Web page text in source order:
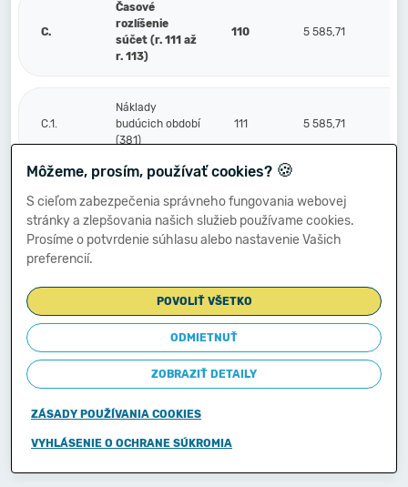
C.
Časové
rozlíšenie
súčet (r. 111 až
r. 113)
110 5 585,71
C.1.
Náklady
budúcich období
(381)
111 5 585,71
2.
náklady
budúcich období
(382)
112 0,00
Príjmy budúcich
období (385)
113
Vzťahy k účtom
klientov
Štátnej
pokladnice
skupina 20)
Môžeme, prosím, používať cookies? 🍪
S cieľom zabezpečenia správneho fungovania webovej
stránky a zlepšovania našich služieb používame cookies.
Prosíme o potvrdenie súhlasu alebo nastavenie Vašich
preferencií.
POVOLIŤ VŠETKO
ODMIETNUŤ
ZOBRAZIŤ DETAILY
ZÁSADY POUŽÍVANIA COOKIES
VYHLÁSENIE O OCHRANE SÚKROMIA